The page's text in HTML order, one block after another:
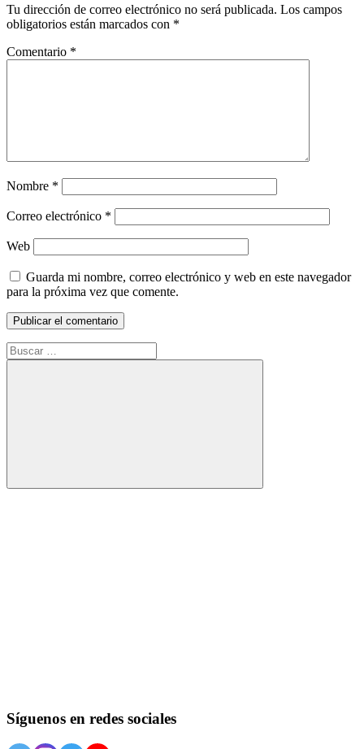
Tu dirección de correo electrónico no será publicada. Los campos
obligatorios están marcados con *
Comentario *
Nombre *
Correo electrónico *
Web
Guarda mi nombre, correo electrónico y web en este navegador
para la próxima vez que comente.
Buscar:
Buscar
Síguenos en redes sociales